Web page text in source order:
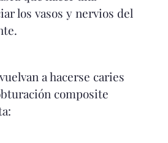
los vasos y nervios del
a hacerse caries
composite